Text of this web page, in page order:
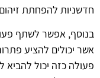
חדשניות להפחתת
בנוסף, אפשר לשתף
אשר יכולים להציע
פעולה כזה יכול להביא